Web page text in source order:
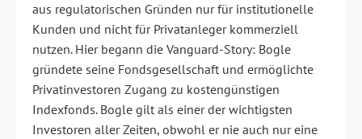
aus regulatorischen Gründen nur für institutionelle
Kunden und nicht für Privatanleger kommerziell
nutzen. Hier begann die Vanguard-Story: Bogle
gründete seine Fondsgesellschaft und ermöglichte
Privatinvestoren Zugang zu kostengünstigen
Indexfonds. Bogle gilt als einer der wichtigsten
Investoren aller Zeiten, obwohl er nie auch nur eine